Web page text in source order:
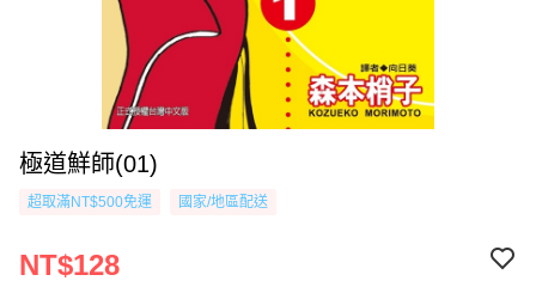
極道鮮師(01)
超取滿NT$500免運 國家/地區配送
NT$128